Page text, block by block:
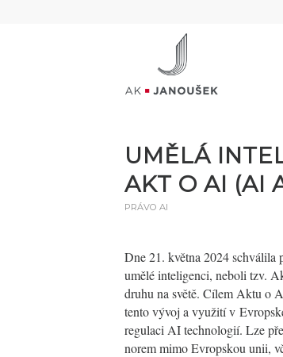
UMĚLÁ
AKT O AI (AI
PRÁVO AI
Dne 21. května 2024 schválila
umělé inteligenci, neboli tzv.
druhu na světě. Cílem Aktu o
tento vývoj a využití v
regulaci AI technologií. Lze
norem mimo Evropskou unii,